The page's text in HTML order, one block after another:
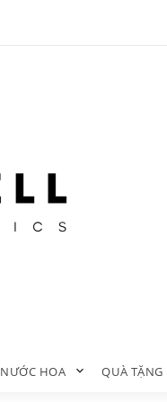
NƯỚC HOA QUÀ TẶNG